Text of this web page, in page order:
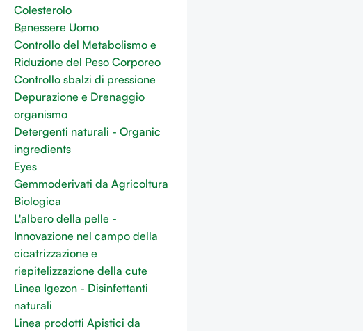
Colesterolo
Benessere Uomo
Controllo del Metabolismo e
Riduzione del Peso Corporeo
Controllo sbalzi di pressione
Depurazione e Drenaggio
organismo
Detergenti naturali - Organic
ingredients
Eyes
Gemmoderivati da Agricoltura
Biologica
L'albero della pelle -
Innovazione nel campo della
cicatrizzazione e
riepitelizzazione della cute
Linea Igezon - Disinfettanti
naturali
Linea prodotti Apistici da